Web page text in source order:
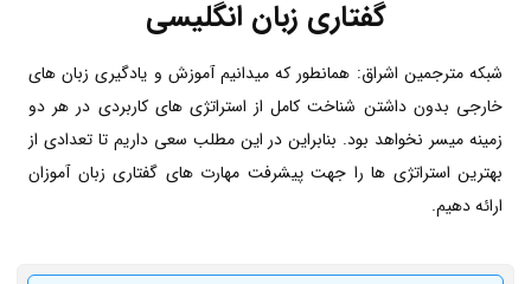
گفتاری زبان انگلیسی
شبکه مترجمین اشراق: همانطور که میدانیم آموزش و یادگیری زبان های
خارجی بدون داشتن شناخت کامل از استراتژی های کاربردی در هر دو
زمینه میسر نخواهد بود. بنابراین در این مطلب سعی داریم تا تعدادی از
بهترین استراتژی ها را جهت پیشرفت مهارت های گفتاری زبان آموزان
ارائه دهیم.